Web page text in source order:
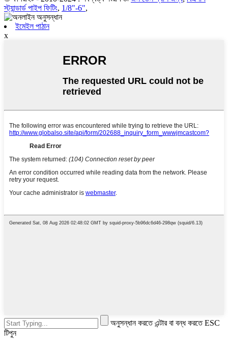
স্ট্যান্ডার্ড পাইপ ফিটিং, 1/8"-6",
ইমেইল পাঠান
x
অনুসন্ধান করতে এন্টার বা বন্ধ করতে ESC
টিপুন